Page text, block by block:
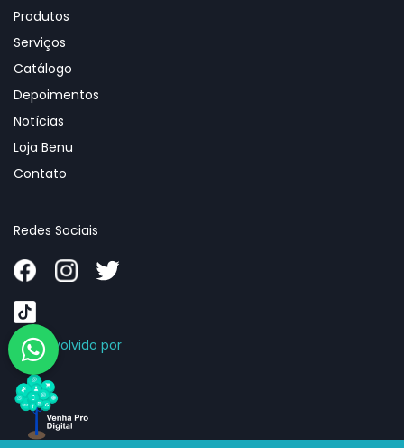
Produtos
Serviços
Catálogo
Depoimentos
Notícias
Loja Benu
Contato
Redes Sociais
Desenvolvido por